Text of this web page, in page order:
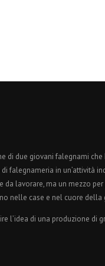
di due giovani falegnami che
falegnameria in un’attività
lavorare, ma un mezzo
nelle case e nel cuore della
l’idea di una produzione di